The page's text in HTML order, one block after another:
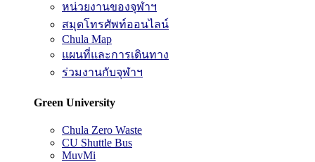
หน่วยงานของจุฬาฯ
สมุดโทรศัพท์ออนไลน์
Chula Map
แผนที่และการเดินทาง
ร่วมงานกับจุฬาฯ
Green University
Chula Zero Waste
CU Shuttle Bus
MuvMi